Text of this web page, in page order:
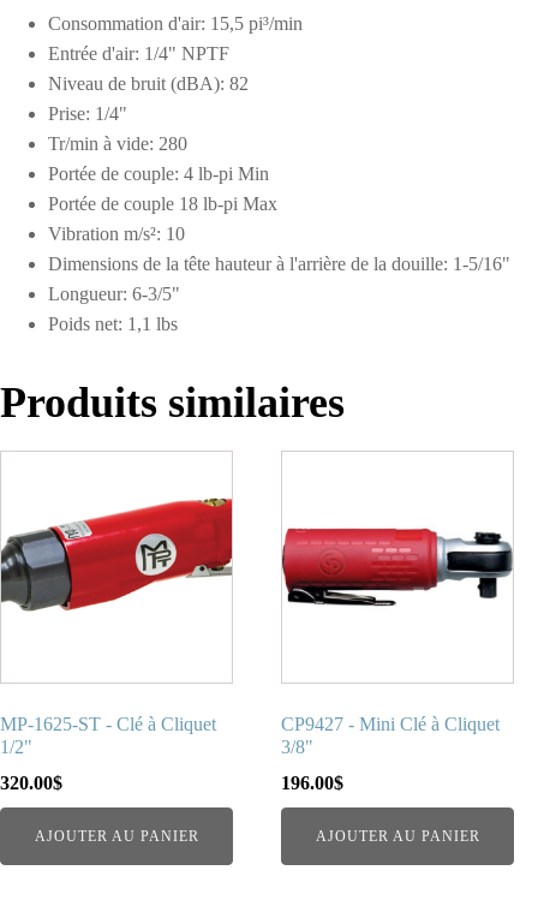
Consommation d'air: 15,5 pi³/min
Entrée d'air: 1/4" NPTF
Niveau de bruit (dBA): 82
Prise: 1/4"
Tr/min à vide: 280
Portée de couple: 4 lb-pi Min
Portée de couple 18 lb-pi Max
Vibration m/s²: 10
Dimensions de la tête hauteur à l'arrière de la douille: 1-5/16"
Longueur: 6-3/5"
Poids net: 1,1 lbs
Produits similaires
MP-1625-ST - Clé à Cliquet
1/2"
320.00$
AJOUTER AU PANIER
CP9427 - Mini Clé à Cliquet
3/8"
196.00$
AJOUTER AU PANIER